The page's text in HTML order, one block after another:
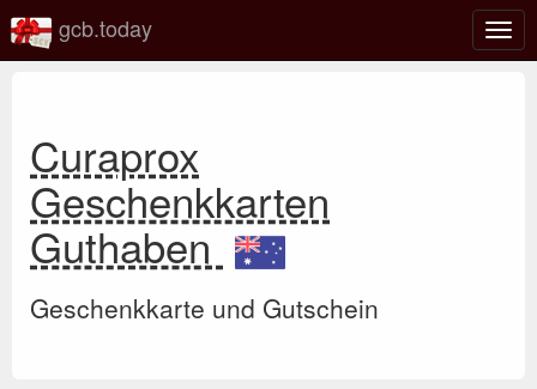
gcb.today
Curaprox
Geschenkkarten
Guthaben
Geschenkkarte und Gutschein